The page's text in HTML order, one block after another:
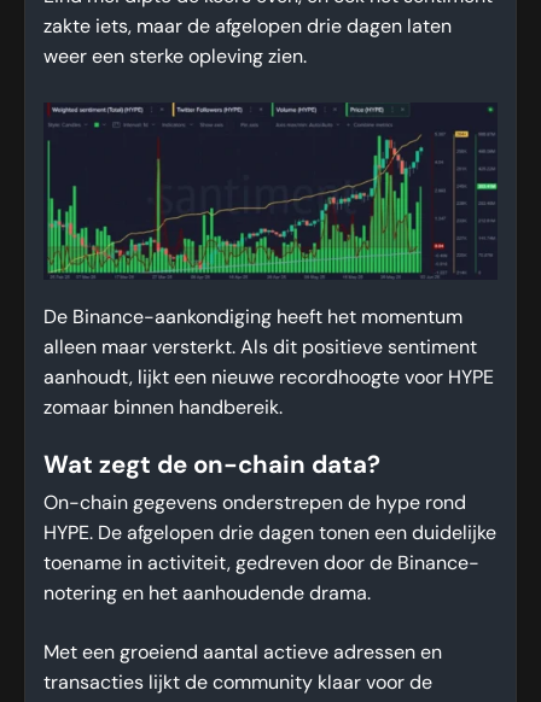
zakte iets, maar de afgelopen drie dagen laten
weer een sterke opleving zien.
De Binance-aankondiging heeft het momentum
alleen maar versterkt. Als dit positieve sentiment
aanhoudt, lijkt een nieuwe recordhoogte voor HYPE
zomaar binnen handbereik.
Wat zegt de on-chain data?
On-chain gegevens onderstrepen de hype rond
HYPE. De afgelopen drie dagen tonen een duidelijke
toename in activiteit, gedreven door de Binance-
notering en het aanhoudende drama.
Met een groeiend aantal actieve adressen en
transacties lijkt de community klaar voor de